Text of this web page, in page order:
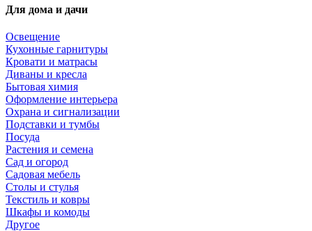
Для дома и дачи
Освещение
Кухонные гарнитуры
Кровати и матрасы
Диваны и кресла
Бытовая химия
Оформление интерьера
Охрана и сигнализации
Подставки и тумбы
Посуда
Растения и семена
Сад и огород
Садовая мебель
Столы и стулья
Текстиль и ковры
Шкафы и комоды
Другое